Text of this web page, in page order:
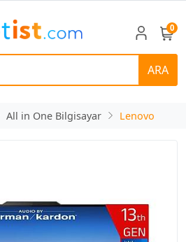
ARA
0
All in One Bilgisayar Lenovo